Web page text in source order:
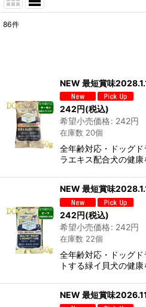
86件
NEW 最短賞味
242円(税込)
希望小売価格: 242円
在庫数 20個
全年齢対応・ドッグ
ラエキス配合犬の健
NEW 最短賞味
242円(税込)
希望小売価格: 242円
在庫数 22個
全年齢対応・ドッグ
トする緑イ貝犬の健
NEW 最短賞味